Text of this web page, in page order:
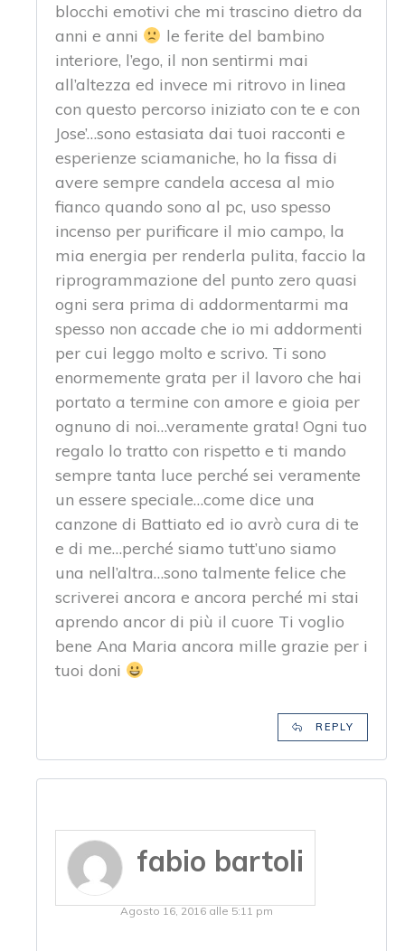
blocchi emotivi che mi trascino dietro da
anni e anni
le ferite del bambino
interiore, l’ego, il non sentirmi mai
all’altezza ed invece mi ritrovo in linea
con questo percorso iniziato con te e con
Jose’…sono estasiata dai tuoi racconti e
esperienze sciamaniche, ho la fissa di
avere sempre candela accesa al mio
fianco quando sono al pc, uso spesso
incenso per purificare il mio campo, la
mia energia per renderla pulita, faccio la
riprogrammazione del punto zero quasi
ogni sera prima di addormentarmi ma
spesso non accade che io mi addormenti
per cui leggo molto e scrivo. Ti sono
enormemente grata per il lavoro che hai
portato a termine con amore e gioia per
ognuno di noi…veramente grata! Ogni tuo
regalo lo tratto con rispetto e ti mando
sempre tanta luce perché sei veramente
un essere speciale…come dice una
canzone di Battiato ed io avrò cura di te
e di me…perché siamo tutt’uno siamo
una nell’altra…sono talmente felice che
scriverei ancora e ancora perché mi stai
aprendo ancor di più il cuore Ti voglio
bene Ana Maria ancora mille grazie per i
tuoi doni
REPLY
fabio bartoli
Agosto 16, 2016 alle 5:11 pm